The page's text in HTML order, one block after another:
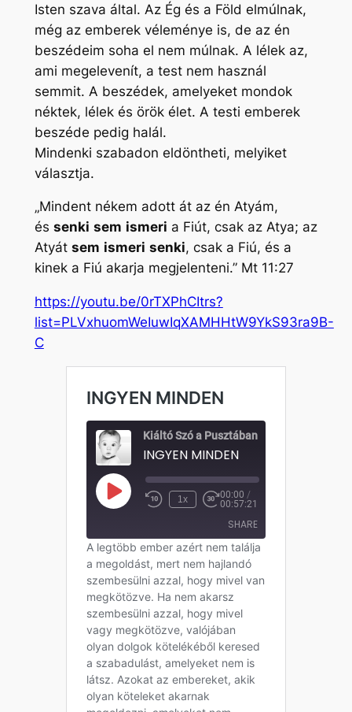
Isten szava által. Az Ég és a Föld elmúlnak,
még az emberek véleménye is, de az én
beszédeim soha el nem múlnak. A lélek az,
ami megelevenít, a test nem használ
semmit. A beszédek, amelyeket mondok
néktek, lélek és örök élet. A testi emberek
beszéde pedig halál.
Mindenki szabadon eldöntheti, melyiket
választja.
„Mindent nékem adott át az én Atyám,
és senki sem ismeri a Fiút, csak az Atya; az
Atyát sem ismeri senki, csak a Fiú, és a
kinek a Fiú akarja megjelenteni.” Mt 11:27
https://youtu.be/0rTXPhCItrs?
list=PLVxhuomWeIuwIqXAMHHtW9YkS93ra9B-
C